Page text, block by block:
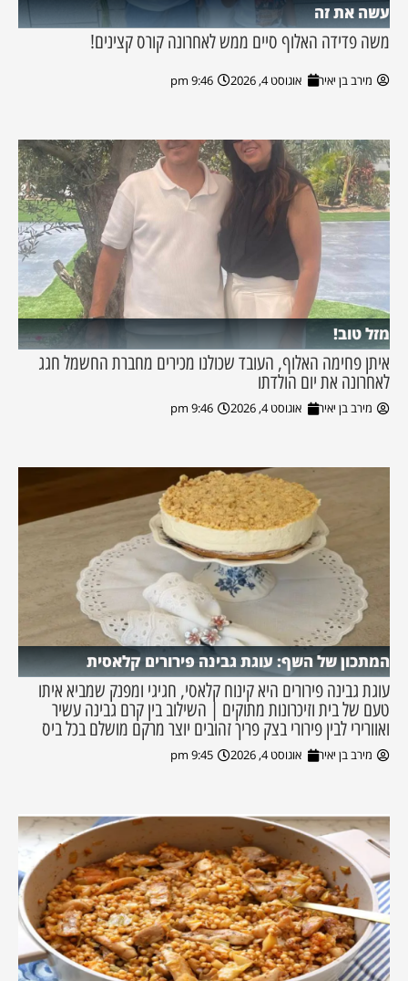
עשה את זה
משה פדידה האלוף סיים ממש לאחרונה קורס קצינים!
מירב בן יאיר אוגוסט 4, 2026 9:46 pm
מזל טוב!
איתן פחימה האלוף, העובד שכולנו מכירים מחברת החשמל חגג
לאחרונה את יום הולדתו
מירב בן יאיר אוגוסט 4, 2026 9:46 pm
המתכון של השף: עוגת גבינה פירורים קלאסית
עוגת גבינה פירורים היא קינוח קלאסי, חגיגי ומפנק שמביא איתו
טעם של בית וזיכרונות מתוקים | השילוב בין קרם גבינה עשיר
ואוורירי לבין פירורי בצק פריך זהובים יוצר מרקם מושלם בכל ביס
מירב בן יאיר אוגוסט 4, 2026 9:45 pm